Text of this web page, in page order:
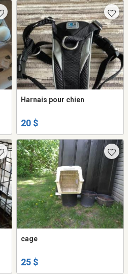
Harnais pour chien
20 $
cage
25 $